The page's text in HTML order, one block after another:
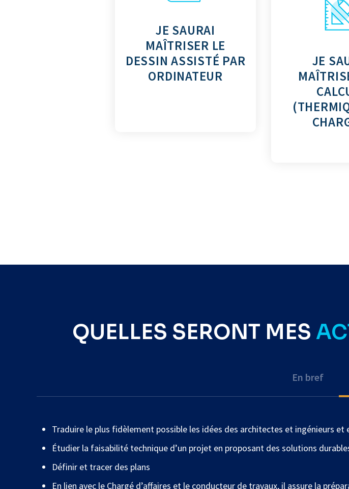
JE SAURAI
MAÎTRISER LE
DESSIN ASSISTÉ PAR
ORDINATEUR
JE
QUELLES SERONT MES
En bref
Traduire le plus fidèlement possible les idées des architectes et ingénieurs et
Étudier la faisabilité technique d’un projet en proposant des solutions
Définir et tracer des plans
En lien avec le Chargé d’affaires et le conducteur de travaux, il assure la